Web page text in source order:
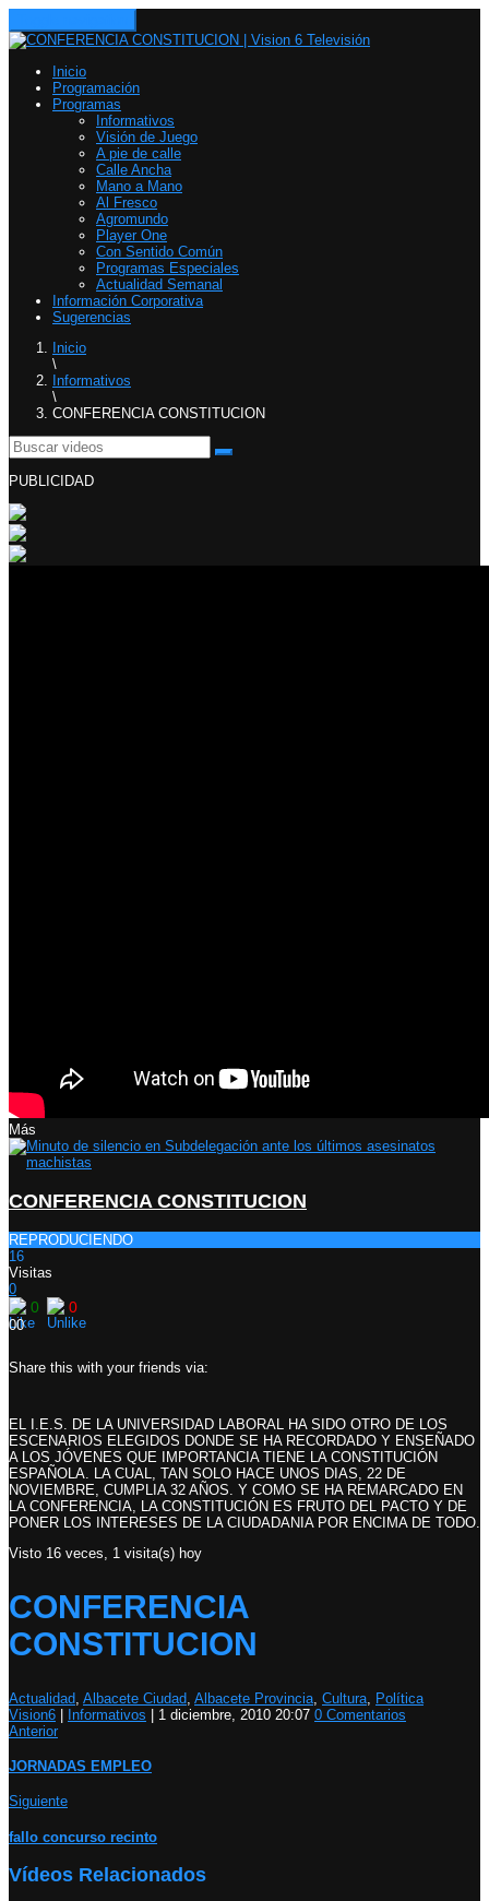
Inicio
Programación
Programas
Informativos
Visión de Juego
A pie de calle
Calle Ancha
Mano a Mano
Al Fresco
Agromundo
Player One
Con Sentido Común
Programas Especiales
Actualidad Semanal
Información Corporativa
Sugerencias
Inicio
\
Informativos
\
CONFERENCIA CONSTITUCION
PUBLICIDAD
Más
CONFERENCIA CONSTITUCION
REPRODUCIENDO
16
Visitas
0
0 0
00
Share this with your friends via:
EL I.E.S. DE LA UNIVERSIDAD LABORAL HA SIDO OTRO DE LOS
ESCENARIOS ELEGIDOS DONDE SE HA RECORDADO Y ENSEÑADO
A LOS JÓVENES QUE IMPORTANCIA TIENE LA CONSTITUCIÓN
ESPAÑOLA. LA CUAL, TAN SOLO HACE UNOS DIAS, 22 DE
NOVIEMBRE, CUMPLIA 32 AÑOS. Y COMO SE HA REMARCADO EN
LA CONFERENCIA, LA CONSTITUCIÓN ES FRUTO DEL PACTO Y DE
PONER LOS INTERESES DE LA CIUDADANIA POR ENCIMA DE TODO.
Visto 16 veces, 1 visita(s) hoy
CONFERENCIA
CONSTITUCION
Actualidad Albacete Ciudad Albacete Provincia Cultura
Política
Vision6
Informativos 1 diciembre, 2010 20:07 0 Comentarios
Anterior
JORNADAS EMPLEO
Siguiente
fallo concurso recinto
Vídeos Relacionados